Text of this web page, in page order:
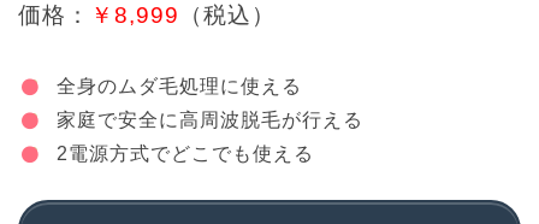
価格： ￥8,999 （税込）
全身のムダ毛処理に使える
家庭で安全に高周波脱毛が行える
2電源方式でどこでも使える